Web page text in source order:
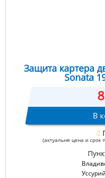
Защита картера
Sonata
В
(актуальня цена и срок